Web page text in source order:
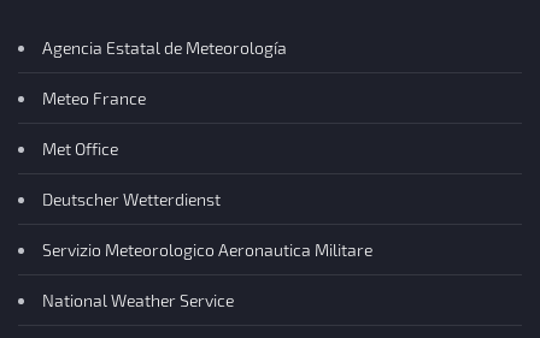
Agencia Estatal de Meteorología
Meteo France
Met Office
Deutscher Wetterdienst
Servizio Meteorologico Aeronautica Militare
National Weather Service